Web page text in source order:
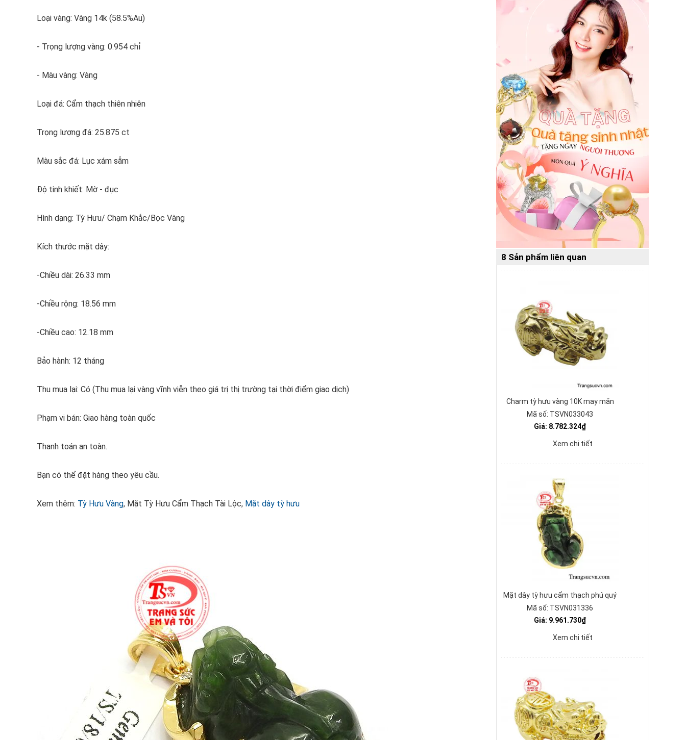
Loại vàng: Vàng 14k (58.5%Au)
- Trọng lượng vàng: 0.954 chỉ
- Màu vàng: Vàng
Loại đá: Cẩm thạch thiên nhiên
Trọng lượng đá: 25.875 ct
Màu sắc đá: Lục xám sẫm
Độ tinh khiết: Mờ - đục
Hình dạng: Tỳ Hưu/ Chạm Khắc/Bọc Vàng
Kích thước mặt dây:
-Chiều dài: 26.33 mm
-Chiều rộng: 18.56 mm
-Chiều cao: 12.18 mm
Bảo hành: 12 tháng
Thu mua lại: Có (Thu mua lại vàng vĩnh viễn theo giá trị thị trường tại thời điểm giao dịch)
Phạm vi bán: Giao hàng toàn quốc
Thanh toán an toàn.
Bạn có thể đặt hàng theo yêu cầu.
Xem thêm: Tỳ Hưu Vàng, Mặt Tỳ Hưu Cẩm Thạch Tài Lộc, Mặt dây tỳ hưu
8 Sản phẩm liên quan
Charm tỳ hưu vàng 10K may mắn
Mã số: TSVN033043
Giá: 8.782.324₫
Xem chi tiết
Mặt dây tỳ hưu cẩm thạch phú quý
Mã số: TSVN031336
Giá: 9.961.730₫
Xem chi tiết